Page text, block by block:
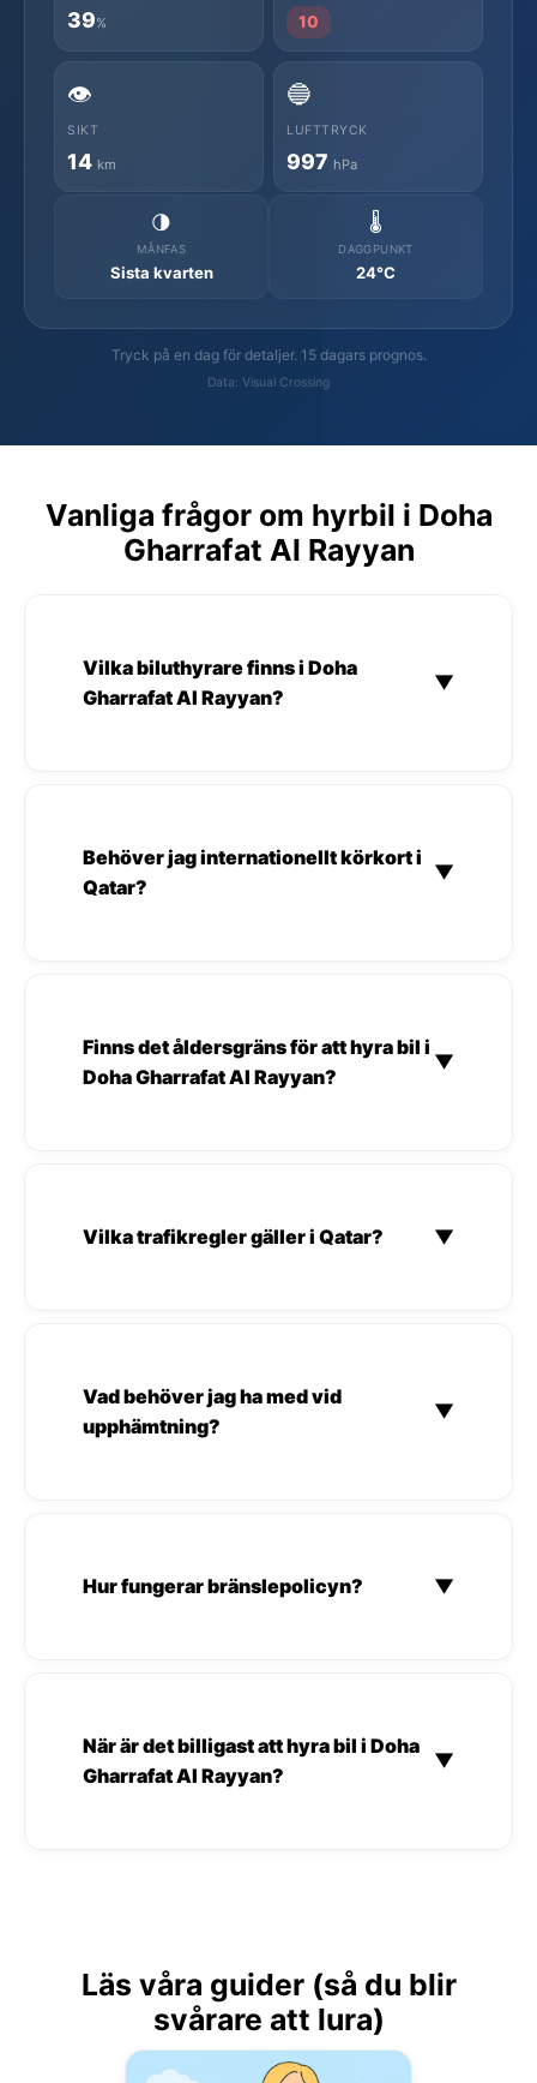
39% 10
👁️
SIKT
14 km
🔵
LUFTTRYCK
997 hPa
🌗
MÅNFAS
Sista kvarten
🌡️
DAGGPUNKT
24°C
Tryck på en dag för detaljer. 15 dagars prognos.
Data: Visual Crossing
Vanliga frågor om hyrbil i Doha
Gharrafat Al Rayyan
Vilka biluthyrare finns i Doha
Gharrafat Al Rayyan?
▼
Behöver jag internationellt körkort i
Qatar?
▼
Finns det åldersgräns för att hyra bil i
Doha Gharrafat Al Rayyan?
▼
Vilka trafikregler gäller i Qatar? ▼
Vad behöver jag ha med vid
upphämtning?
▼
Hur fungerar bränslepolicyn? ▼
När är det billigast att hyra bil i Doha
Gharrafat Al Rayyan?
▼
Läs våra guider (så du blir
svårare att lura)